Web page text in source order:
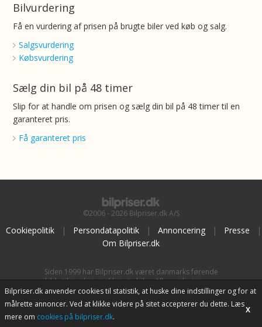
Bilvurdering
Få en vurdering af prisen på brugte biler ved køb og salg.
Salgsvurdering
Købsvurdering
Sælg din bil på 48 timer
Slip for at handle om prisen og sælg din bil på 48 timer til en
garanteret pris.
Få garanteret pris
©2006 - 2026 Bilpriser.dk A/S
Cookiepolitik | Persondatapolitik | Annoncering | Presse
|
Om Bilpriser.dk
Siden 1999 har Bilpriser.dk været danmarks førende
kilde til vurdering af brugte biler. Alle vurderinger er
baseret påBilpriserPro Prisberegning , bilbranchens
uafhængige værktøj til bilvurdering.
Bilpriser.dk anvender cookies til statistik, at huske dine indstillinger og for at
målrette annoncer. Ved at klikke videre på sitet accepterer du dette. Læs
mere om cookies på bilpriser.dk.
X